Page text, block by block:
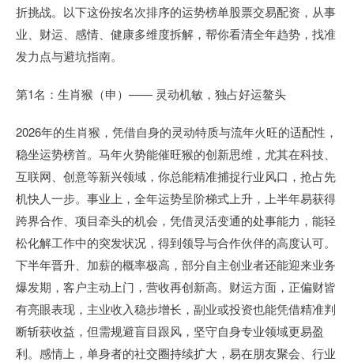
折挑战。以下这份按名次排序的运势榜单股票交易配资，从事
业、财运、感情、健康多维度拆解，帮你看清全年趋势，找准
发力点与避坑指南。
第1名：生肖猴（申）—— 灵动机敏，独占好运鳌头
2026年的生肖猴，凭借自身的灵动特质与流年火旺的适配性，
稳坐运势榜首。马年火势能催旺猴的创新思维，尤其在科技、
互联网、创意等新兴领域，你总能精准捕捉行业风口，抢占先
机快人一步。事业上，全年运势呈阶梯式上升，上半年易获得
跨界合作、项目牵头的机会，凭借灵活变通的处事能力，能轻
松化解工作中的突发状况，得到领导与合作伙伴的高度认可。
下半年晋升、加薪的概率极高，部分自主创业者还能迎来业务
爆发期，客户主动上门，营收再创新高。财运方面，正偏财皆
有亮眼表现，主业收入稳步增长，副业或投资也能凭借精准判
断斩获收益，但需规避盲目跟风，坚守自身专业领域更易盈
利。感情上，单身者的社交圈持续扩大，易在朋友聚会、行业